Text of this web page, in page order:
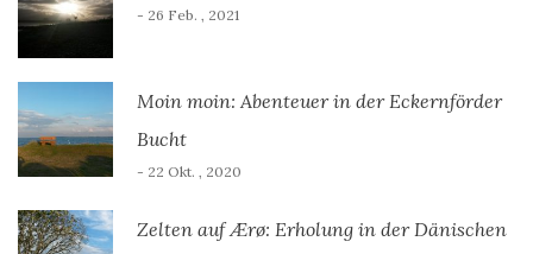
- 26 Feb. , 2021
Moin moin: Abenteuer in der Eckernförder
Bucht
- 22 Okt. , 2020
Zelten auf Ærø: Erholung in der Dänischen